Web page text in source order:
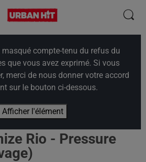
masqué compte-tenu du refus du
que vous avez exprimé. Si vous
merci de nous donner votre accord
sur le bouton ci-dessous.
Afficher l'élément
Rio - Pressure